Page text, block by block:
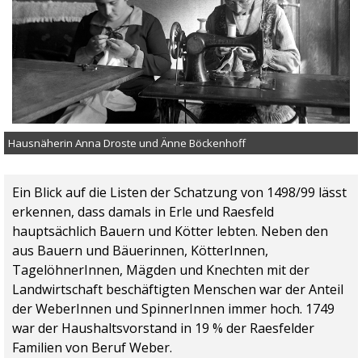
Hausnäherin Anna Droste und Änne Böckenhoff
Ein Blick auf die Listen der Schatzung von 1498/99 lässt
erkennen, dass damals in Erle und Raesfeld
hauptsächlich Bauern und Kötter lebten. Neben den
aus Bauern und Bäuerinnen, KötterInnen,
TagelöhnerInnen, Mägden und Knechten mit der
Landwirtschaft beschäftigten Menschen war der Anteil
der WeberInnen und SpinnerInnen immer hoch. 1749
war der Haushaltsvorstand in 19 % der Raesfelder
Familien von Beruf Weber.